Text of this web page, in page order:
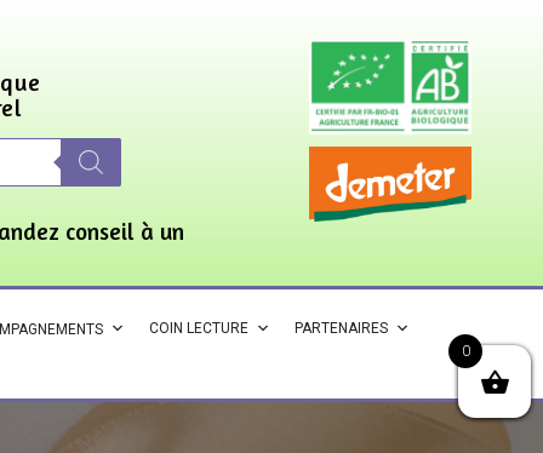
conseil à un
COIN LECTURE PARTENAIRES
0